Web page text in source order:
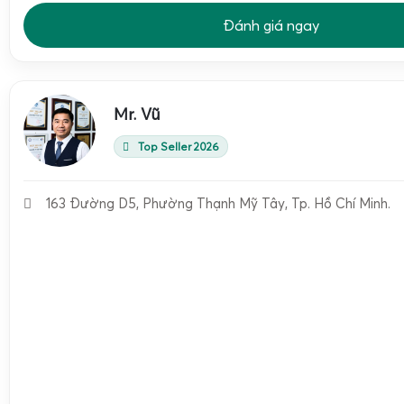
Đánh giá ngay
Mr. Vũ
Top Seller 2026
163 Đường D5, Phường Thạnh Mỹ Tây, Tp. Hồ Chí Minh.